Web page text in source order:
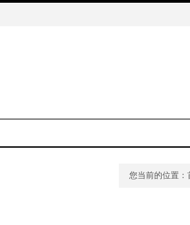
您当前的位置：